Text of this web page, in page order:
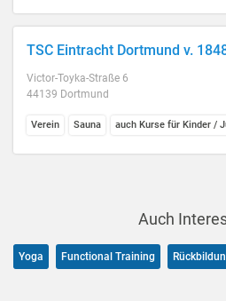
TSC Eintracht Dortmund v.
Victor-Toyka-Straße 6
44139 Dortmund
Verein Sauna auch Kurse für Kinder /
Auch
Yoga Functional Training